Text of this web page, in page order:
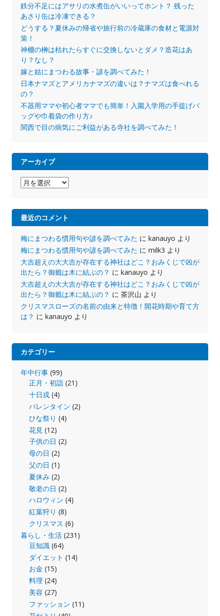
鉄分不足にはアサリの水煮缶がいいってホント？ 残った
あさり缶は冷凍できる？
どうする？夏休みの帰省や旅行前の冷蔵庫の食材と電源対
策！
神棚の榊は枯れたらすぐに交換しないとダメ？造花はあ
り？なし？
嫁と姑にまつわる故事・諺を調べてみた！
日本ナマズとアメリカナマズの違いは？ナマズは食べれる
の？
不器用ママや初心者ママでも簡単！入園入学用の手提げバ
ッグや巾着袋の作り方♪
関西で目の病気にご利益がある寺社を調べてみた！
アーカイブ
イ
最近のコメント
梅にまつわる慣用句や諺を調べてみた に kanauyo より
梅にまつわる慣用句や諺を調べてみた に milk3 より
大吉超えの大大吉が存在する神社はどこ？おみくじで凶が
出たら？御籤は木に結ぶの？ に kanauyo より
大吉超えの大大吉が存在する神社はどこ？おみくじで凶が
出たら？御籤は木に結ぶの？ に 茶沢山 より
クリスマスローズの名前の由来と特徴！開花時期や育て方
は？ に kanauyo より
カテゴリー
年中行事(99)
正月・初詣 (21)
十日戎 (4)
バレンタイン (2)
ひな祭り (4)
花見 (12)
子供の日 (2)
母の日 (2)
父の日 (1)
夏休み (2)
敬老の日 (2)
ハロウィン (4)
紅葉狩り (8)
クリスマス (6)
暮らし・生活(231)
豆知識 (64)
ダイエット (14)
お金 (15)
料理 (24)
美容 (27)
ファッション (11)